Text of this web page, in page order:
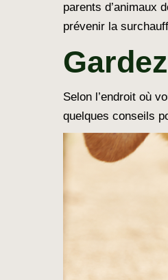
parents d’animaux
prévenir la
Selon l’endroit où
quelques conseils